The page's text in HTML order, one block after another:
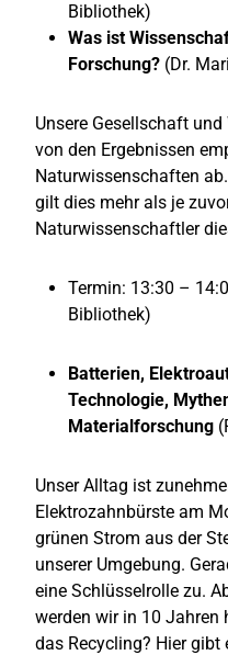
Bibliothek)
Was ist
Forschung? (Dr.
Unsere Gesellschaft
von den Ergebnissen
Naturwissenschaften
gilt dies mehr als je
Naturwissenschaftler
Termin: 13:30 –
Bibliothek)
Batterien,
Technologie,
Materialforschung
Unser Alltag ist
Elektrozahnbürste am
grünen Strom aus der
unserer Umgebung.
eine Schlüsselrolle zu.
werden wir in 10 Jahren
das Recycling? Hier